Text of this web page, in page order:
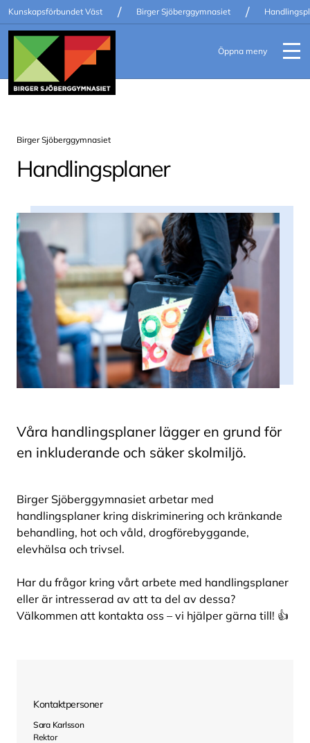
Kunskapsförbundet Väst / Birger Sjöberggymnasiet /
Öppna meny
Birger Sjöberggymnasiet
Handlingsplaner
Våra handlingsplaner lägger en grund för
en inkluderande och säker skolmiljö.
Birger Sjöberggymnasiet arbetar med
handlingsplaner kring diskriminering och kränkande
behandling, hot och våld, drogförebyggande,
elevhälsa och trivsel.
Har du frågor kring vårt arbete med handlingsplaner
eller är intresserad av att ta del av dessa?
Välkommen att kontakta oss – vi hjälper gärna till! 👍
Kontaktpersoner
Sara Karlsson
Rektor